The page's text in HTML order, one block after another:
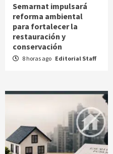
Semarnat impulsará
reforma ambiental
para fortalecer la
restauración y
conservación
8 horas ago Editorial Staff